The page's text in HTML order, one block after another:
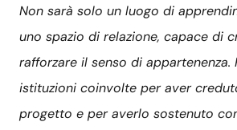
Non sarà solo un luogo di
uno spazio di relazione, capace di
rafforzare il senso di appartenenza.
istituzioni coinvolte per aver
progetto e per averlo sostenuto